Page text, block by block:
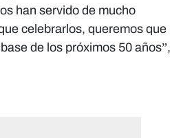
han servido de mucho
celebrarlos, queremos que
de los próximos 50 años”,